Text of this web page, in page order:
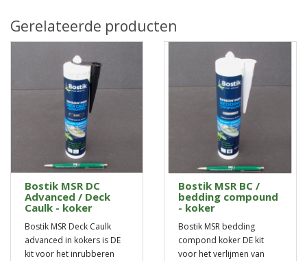
Gerelateerde producten
Bostik MSR DC
Advanced / Deck
Caulk - koker
Bostik MSR Deck Caulk
advanced in kokers is DE
kit voor het inrubberen
Bostik MSR BC /
bedding compound
- koker
Bostik MSR bedding
compond koker DE kit
voor het verlijmen van